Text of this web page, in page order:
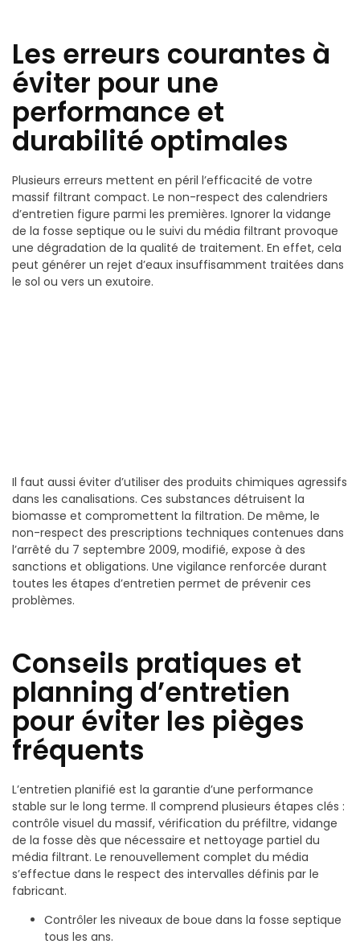
Les erreurs courantes à
éviter pour une
performance et
durabilité optimales
Plusieurs erreurs mettent en péril l’efficacité de votre
massif filtrant compact. Le non-respect des calendriers
d’entretien figure parmi les premières. Ignorer la vidange
de la fosse septique ou le suivi du média filtrant provoque
une dégradation de la qualité de traitement. En effet, cela
peut générer un rejet d’eaux insuffisamment traitées dans
le sol ou vers un exutoire.
Il faut aussi éviter d’utiliser des produits chimiques agressifs
dans les canalisations. Ces substances détruisent la
biomasse et compromettent la filtration. De même, le
non-respect des prescriptions techniques contenues dans
l’arrêté du 7 septembre 2009, modifié, expose à des
sanctions et obligations. Une vigilance renforcée durant
toutes les étapes d’entretien permet de prévenir ces
problèmes.
Conseils pratiques et
planning d’entretien
pour éviter les pièges
fréquents
L’entretien planifié est la garantie d’une performance
stable sur le long terme. Il comprend plusieurs étapes clés :
contrôle visuel du massif, vérification du préfiltre, vidange
de la fosse dès que nécessaire et nettoyage partiel du
média filtrant. Le renouvellement complet du média
s’effectue dans le respect des intervalles définis par le
fabricant.
Contrôler les niveaux de boue dans la fosse septique
tous les ans.